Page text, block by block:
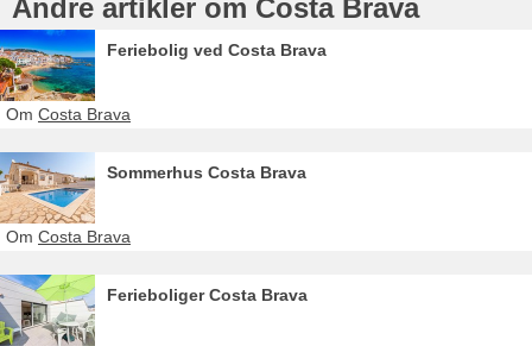
Andre artikler om Costa Brava
Feriebolig ved Costa Brava
Om Costa Brava
Sommerhus Costa Brava
Om Costa Brava
Ferieboliger Costa Brava